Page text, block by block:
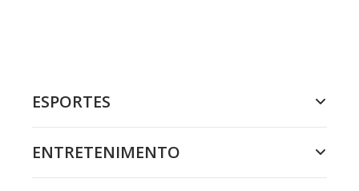
ESPORTES
ENTRETENIMENTO